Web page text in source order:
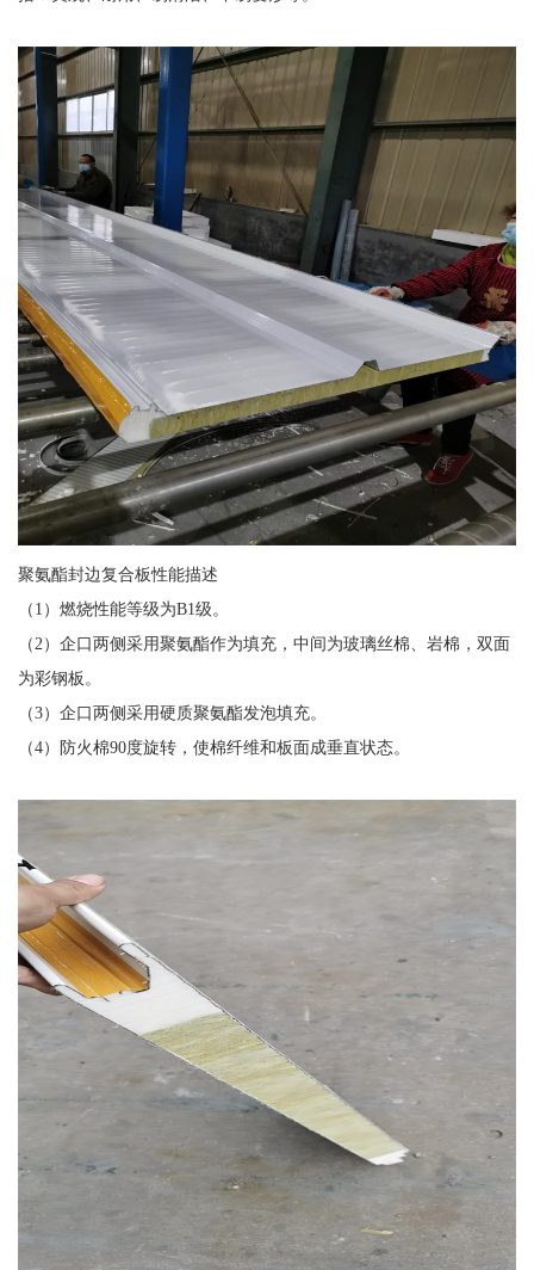
聚氨酯封边复合板性能描述
（1）燃烧性能等级为B1级。
（2）企口两侧采用聚氨酯作为填充，中间为玻璃丝棉、岩棉，双面
为彩钢板。
（3）企口两侧采用硬质聚氨酯发泡填充。
（4）防火棉90度旋转，使棉纤维和板面成垂直状态。